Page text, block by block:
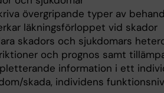
övergripande typer av
läkningsförloppet vid skador
skadors och sjukdomars
och prognos samt
information i ett
skada, individens